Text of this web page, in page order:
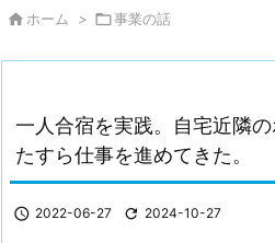
 ホーム > 事業の話
一人合宿を実践。自宅近隣
たすら仕事を進めてきた。
 2022-06-27  2024-10-27